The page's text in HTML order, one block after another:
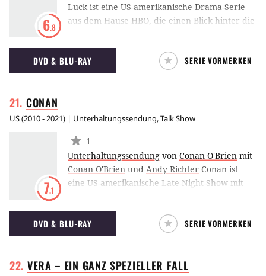
6.8
Luck ist eine US-amerikanische Drama-Serie
aus dem Hause HBO, die einen Blick hinter die
Hoffman verkörpert den Gambler Ace
Bernstein, der sich bislang mit Glücksspiel und
allerlei zwielichtigen Geschäften durchs Leben
Rennbahn aufmischen will.
DVD & BLU-RAY SERIE VORMERKEN
CONAN
US(2010 - 2021) | Unterhaltungssendung,Talk Show
7.1
1
Unterhaltungssendung von Conan O'Brien mit
Conan O'Brien und Andy Richter Conan ist
eine US-amerikanische Late-Night-Show mit
Darüber hinaus Andy Richter zum festen
Bestandteil der Talk-Show, die darüber hinaus
von Jimmy Vivino und The Basic Cable Band
DVD & BLU-RAY SERIE VORMERKEN
VERA – EIN GANZ SPEZIELLER FALL